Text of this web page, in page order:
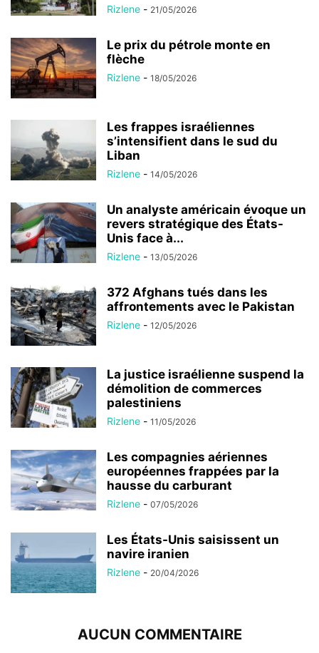
Rizlene - 21/05/2026
Le prix du pétrole monte en
flèche
Rizlene - 18/05/2026
Les frappes israéliennes
s’intensifient dans le sud du
Liban
Rizlene - 14/05/2026
Un analyste américain évoque un
revers stratégique des États-
Unis face à...
Rizlene - 13/05/2026
372 Afghans tués dans les
affrontements avec le Pakistan
Rizlene - 12/05/2026
La justice israélienne suspend la
démolition de commerces
palestiniens
Rizlene - 11/05/2026
Les compagnies aériennes
européennes frappées par la
hausse du carburant
Rizlene - 07/05/2026
Les États-Unis saisissent un
navire iranien
Rizlene - 20/04/2026
AUCUN COMMENTAIRE